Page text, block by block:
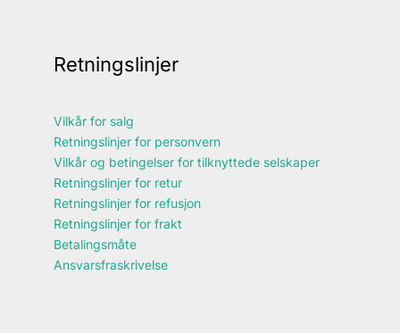
Retningslinjer
Vilkår for salg
Retningslinjer for personvern
Vilkår og betingelser for tilknyttede selskaper
Retningslinjer for retur
Retningslinjer for refusjon
Retningslinjer for frakt
Betalingsmåte
Ansvarsfraskrivelse